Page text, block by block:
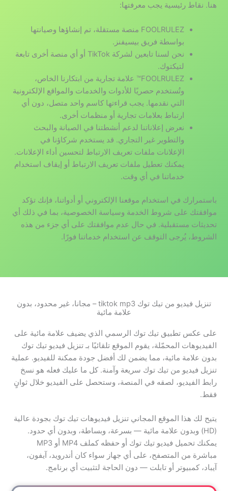
هنا. نقاط رئيسية يجب معرفتها:
FOOLRULEZ منصة مستقلة، تم إنشاؤها وصيانتها
بواسطة فريق بيسيفنز.
نحن لسنا تابعين لشركة TikTok أو أي منصة أخرى تابعة
لتيكتوك.
FOOLRULEZ™ علامة تجارية من ابتكارنا الخاص،
وتُستخدم حصريًا للأدوات والخدمات والمواقع الإلكترونية
التي نقدمها. يجب قراءتها كاسم واحد متصل، دون أي
ارتباط بعلامات تجارية أو منظمات أخرى.
نعرض إعلاناتنا لدعم أنشطتنا في الصيانة والبحث
والتطوير غير التجاري. قد يستخدم شركاؤنا في
الإعلانات ملفات تعريف الارتباط لتحسين أداء الإعلانات.
يمكنك تعطيل ملفات تعريف الارتباط أو إيقاف استخدام
خدماتنا في أي وقت.
باستمرارك في استخدام موقعنا الإلكتروني أو أدواتنا، فإنك تؤكد
موافقتك على شروط الخدمة وسياسة الخصوصية، بما في ذلك أي
تحديثات مستقبلية. في حال عدم موافقتك على أي جزء من هذه
الشروط، يُرجى التوقف عن استخدام خدماتنا فورًا.
تنزيل فيديو من تيك توك tiktok mp3 – مجانا، غير محدود، بدون
علامة مائية
على عكس تطبيق تيك توك الرسمي الذي يضيف علامة مائية على
الفيديوهات المحمّلة، يقوم الموقع تلقائيًا بـ تنزيل فيديو تيك توك
بدون علامة مائية، مما يضمن لك أفضل جودة ممكنة للفيديو. عملية
تنزيل فيديو من تيك توك سريعة وآمنة. كل ما عليك فعله هو نسخ
رابط الفيديو، لصقه في المنصة، وستحصل على الفيديو خلال ثوانٍ
فقط.
يتيح لك هذا الموقع المجاني تنزيل فيديوهات تيك توك بجودة عالية
(HD) وبدون علامة مائية — بسرعة، وبساطة، وبدون أي حدود.
يمكنك تحميل فيديو تيك توك أو حفظه كملف MP4 أو MP3
مباشرة من المتصفح، على أي جهاز سواء كان أندرويد، آيفون،
آيباد، كمبيوتر أو تابلت — دون الحاجة لتثبيت أي برنامج.